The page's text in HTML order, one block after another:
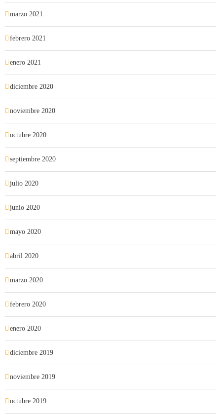
marzo 2021
febrero 2021
enero 2021
diciembre 2020
noviembre 2020
octubre 2020
septiembre 2020
julio 2020
junio 2020
mayo 2020
abril 2020
marzo 2020
febrero 2020
enero 2020
diciembre 2019
noviembre 2019
octubre 2019